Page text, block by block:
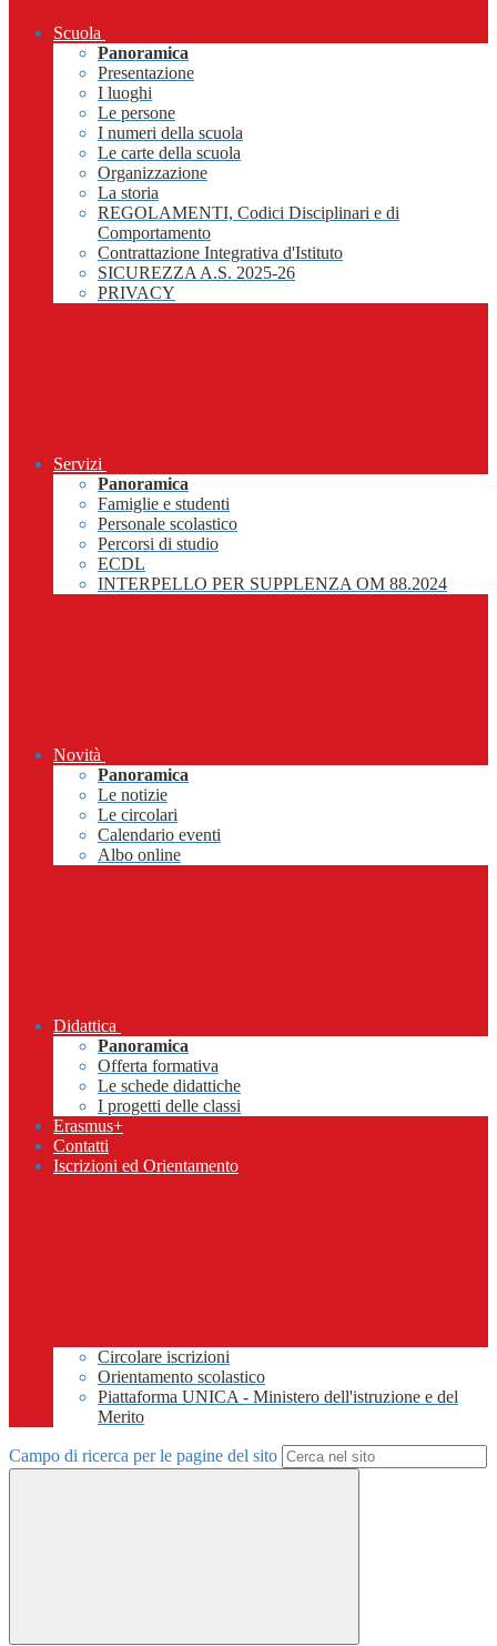
Scuola
Panoramica
Presentazione
I luoghi
Le persone
I numeri della scuola
Le carte della scuola
Organizzazione
La storia
REGOLAMENTI, Codici Disciplinari e di
Comportamento
Contrattazione Integrativa d'Istituto
SICUREZZA A.S. 2025-26
PRIVACY
Servizi
Panoramica
Famiglie e studenti
Personale scolastico
Percorsi di studio
ECDL
INTERPELLO PER SUPPLENZA OM 88.2024
Novità
Panoramica
Le notizie
Le circolari
Calendario eventi
Albo online
Didattica
Panoramica
Offerta formativa
Le schede didattiche
I progetti delle classi
Erasmus+
Contatti
Iscrizioni ed Orientamento
Circolare iscrizioni
Orientamento scolastico
Piattaforma UNICA - Ministero dell'istruzione e del
Merito
Campo di ricerca per le pagine del sito